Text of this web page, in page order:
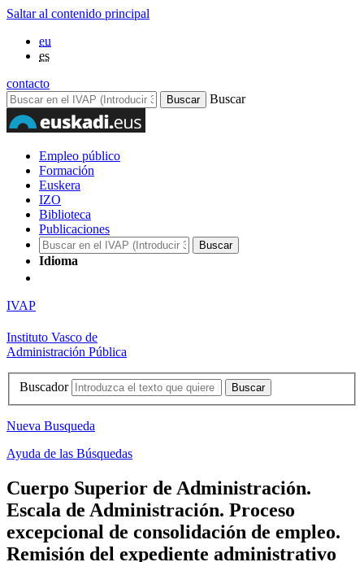
Saltar al contenido principal
eu
es
contacto
Buscar
Empleo público
Formación
Euskera
IZO
Biblioteca
Publicaciones
Idioma
IVAP
Instituto Vasco de
Administración Pública
Buscador
Nueva Busqueda
Ayuda de las Búsquedas
Cuerpo Superior de Administración.
Escala de Administración. Proceso
excepcional de consolidación de empleo.
Remisión del expediente administrativo